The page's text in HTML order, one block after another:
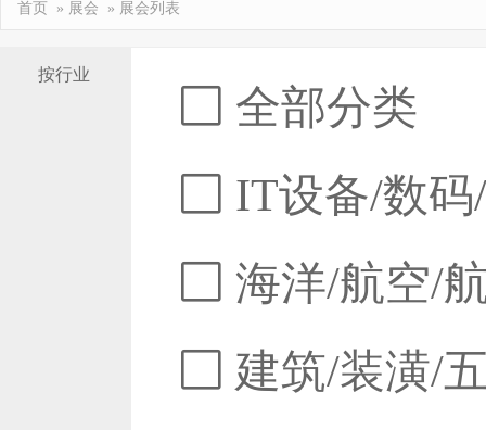
首页 » 展会 » 展会列表
按行业
全部分类
IT设备/数码
海洋/航空/
建筑/装潢/